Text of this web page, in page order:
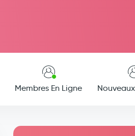
Membres En Ligne